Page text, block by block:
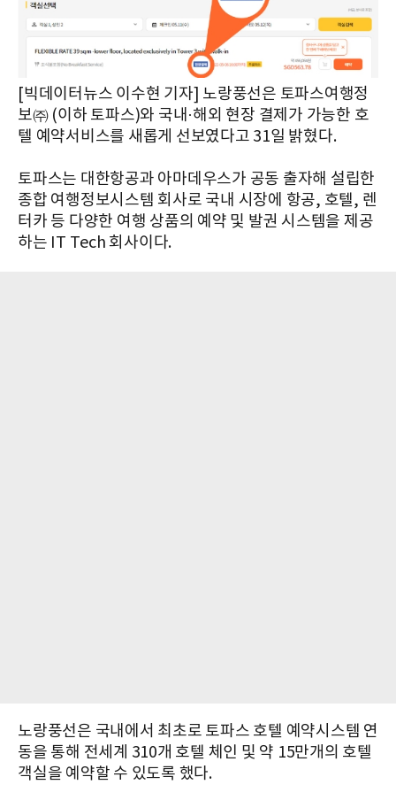
[빅데이터뉴스 이수현 기자] 노랑풍선은 토파스여행정
보㈜ (이하 토파스)와 국내·해외 현장 결제가 가능한 호
텔 예약서비스를 새롭게 선보였다고 31일 밝혔다.
토파스는 대한항공과 아마데우스가 공동 출자해 설립한
종합 여행정보시스템 회사로 국내 시장에 항공, 호텔, 렌
터카 등 다양한 여행 상품의 예약 및 발권 시스템을 제공
하는 IT Tech 회사이다.
노랑풍선은 국내에서 최초로 토파스 호텔 예약시스템 연
동을 통해 전세계 310개 호텔 체인 및 약 15만개의 호텔
객실을 예약할 수 있도록 했다.